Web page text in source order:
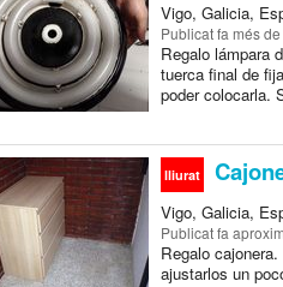
Vigo, Galicia,
Publicatfa més
Regalo lámpara
tuerca final de
poder colocarla.
lliurat
Vigo, Galicia,
Publicatfa
Regalo
ajustarlos un